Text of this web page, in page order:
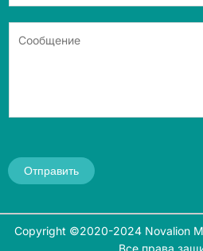
Отправить
Copyright ©2020-2024 Novalion